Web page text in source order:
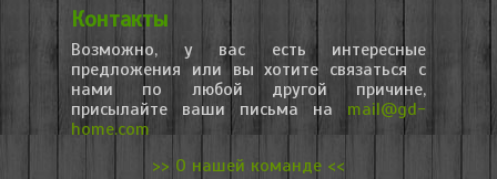
Контакты
Возможно, у вас есть интересные
предложения или вы хотите связаться с
нами по любой другой причине,
присылайте ваши письма на mail@gd-
home.com
>> О нашей команде <<